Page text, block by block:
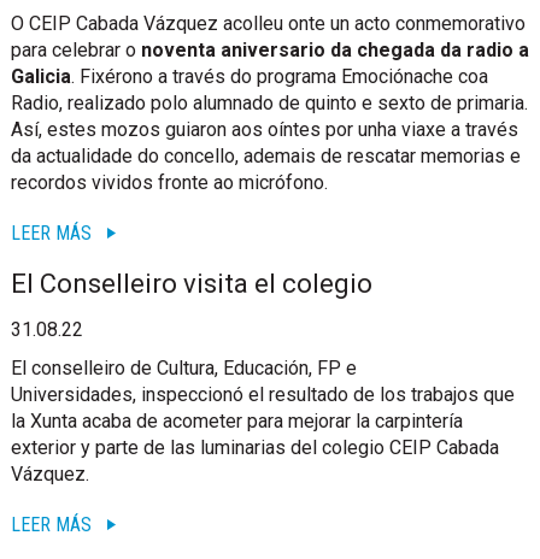
O CEIP Cabada Vázquez acolleu onte un acto conmemorativo
para celebrar o noventa aniversario da chegada da radio a
Galicia. Fixérono a través do programa Emociónache coa
Radio, realizado polo alumnado de quinto e sexto de primaria.
Así, estes mozos guiaron aos oíntes por unha viaxe a través
da actualidade do concello, ademais de rescatar memorias e
recordos vividos fronte ao micrófono.
LEER MÁS
El Conselleiro visita el colegio
31.08.22
El conselleiro de Cultura, Educación, FP e
Universidades, inspeccionó el resultado de los trabajos que
la Xunta acaba de acometer para mejorar la carpintería
exterior y parte de las luminarias del colegio CEIP Cabada
Vázquez.
LEER MÁS